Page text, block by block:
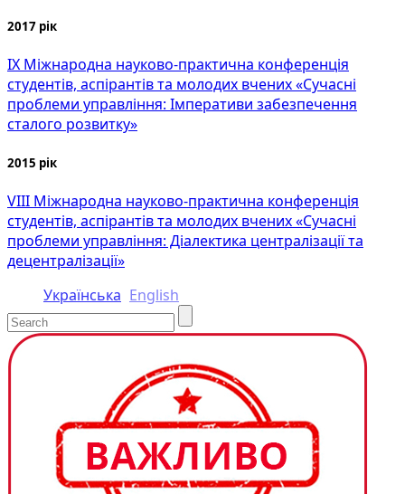
2017 рік
ІХ Міжнародна науково-практична конференція
студентів, аспірантів та молодих вчених «Сучасні
проблеми управління: Імперативи забезпечення
сталого розвитку»
2015 рік
VIIІ Міжнародна науково-практична конференція
студентів, аспірантів та молодих вчених «Сучасні
проблеми управління: Діалектика централізації та
децентралізації»
Українська English